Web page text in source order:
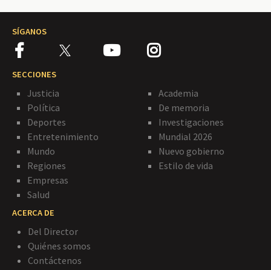
SÍGANOS
SECCIONES
Justicia
Política
Deportes
Entretenimiento
Mundo
Regiones
Empresas
Salud
Academia
De memoria
Investigaciones
Mundial 2026
Nuevo gobierno
Estilo de vida
ACERCA DE
Del Director
Quiénes somos
Contáctenos